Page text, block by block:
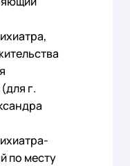
г.
по месту